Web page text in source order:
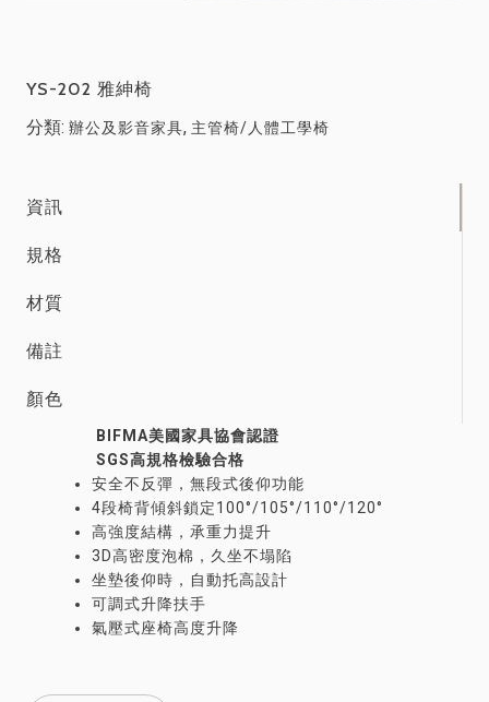
YS-202 雅紳椅
分類: 辦公及影音家具, 主管椅/人體工學椅
資訊
規格
材質
備註
顏色
BIFMA美國家具協會認證
SGS高規格檢驗合格
安全不反彈，無段式後仰功能
4段椅背傾斜鎖定100°/105°/110°/120°
高強度結構，承重力提升
3D高密度泡棉，久坐不塌陷
坐墊後仰時，自動托高設計
可調式升降扶手
氣壓式座椅高度升降